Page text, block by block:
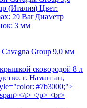
Group 9,0 мм